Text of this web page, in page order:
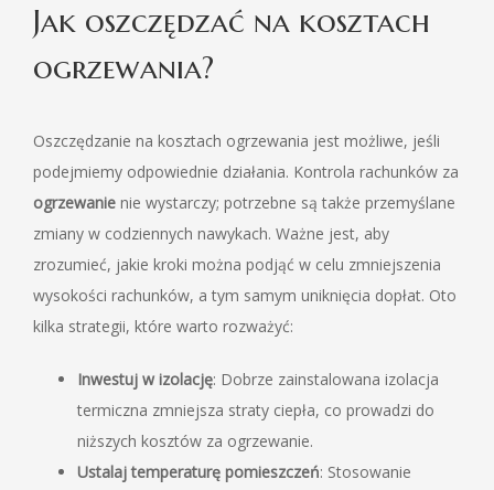
Jak oszczędzać na kosztach
ogrzewania?
Oszczędzanie na kosztach ogrzewania jest możliwe, jeśli
podejmiemy odpowiednie działania. Kontrola rachunków za
ogrzewanie nie wystarczy; potrzebne są także przemyślane
zmiany w codziennych nawykach. Ważne jest, aby
zrozumieć, jakie kroki można podjąć w celu zmniejszenia
wysokości rachunków, a tym samym uniknięcia dopłat. Oto
kilka strategii, które warto rozważyć:
Inwestuj w izolację: Dobrze zainstalowana izolacja
termiczna zmniejsza straty ciepła, co prowadzi do
niższych kosztów za ogrzewanie.
Ustalaj temperaturę pomieszczeń: Stosowanie